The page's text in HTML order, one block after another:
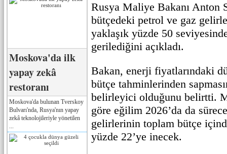
Moskova'da ilk
yapay zekâ
restoranı
Moskova'da bulunan Tverskoy
Bulvarı'nda, Rusya'nın yapay
zekâ teknolojileriyle yönetilen
Rusya Maliye Bakanı Anton
bütçedeki petrol ve gaz
yaklaşık yüzde 50
gerilediğini açıkladı.
Bakan, enerji fiyatlarındaki
bütçe tahminlerinden
belirleyici olduğunu belirtti.
göre eğilim 2026’da da
gelirlerinin toplam bütçe
yüzde 22’ye inecek.